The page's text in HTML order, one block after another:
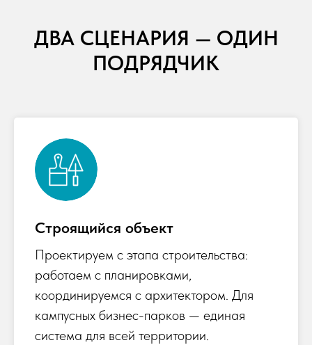
ДВА СЦЕНАРИЯ — ОДИН
ПОДРЯДЧИК
Строящийся объект
Проектируем с этапа строительства:
работаем с планировками,
координируемся с архитектором. Для
кампусных бизнес-парков — единая
система для всей территории.